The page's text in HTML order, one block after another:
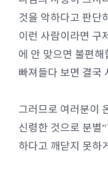
것을 악하다고 판단
이런 사람이라면 구
에 안 맞으면 불편
빠져들다 보면 결국
그러므로 여러분이
신령한 것으로 분별
하다고 깨닫지 못하